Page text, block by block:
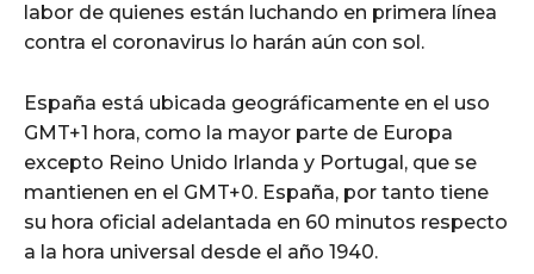
labor de quienes están luchando en primera línea
contra el coronavirus lo harán aún con sol.
España está ubicada geográficamente en el uso
GMT+1 hora, como la mayor parte de Europa
excepto Reino Unido Irlanda y Portugal, que se
mantienen en el GMT+0. España, por tanto tiene
su hora oficial adelantada en 60 minutos respecto
a la hora universal desde el año 1940.